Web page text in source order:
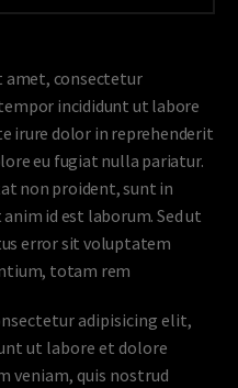
amet, consectetur
incididunt ut labore
irure dolor in reprehenderit
eu fugiat nulla pariatur.
non proident, sunt in
id est laborum. Sed ut
error sit voluptatem
totam rem
adipisicing elit,
ut labore et dolore
veniam, quis nostrud